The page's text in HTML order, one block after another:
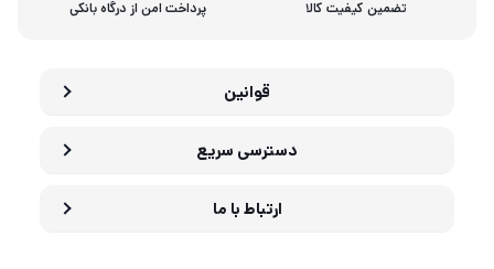
تضمین کیفیت کالا پرداخت امن از درگاه بانکی
قوانین
دسترسی سریع
ارتباط با ما